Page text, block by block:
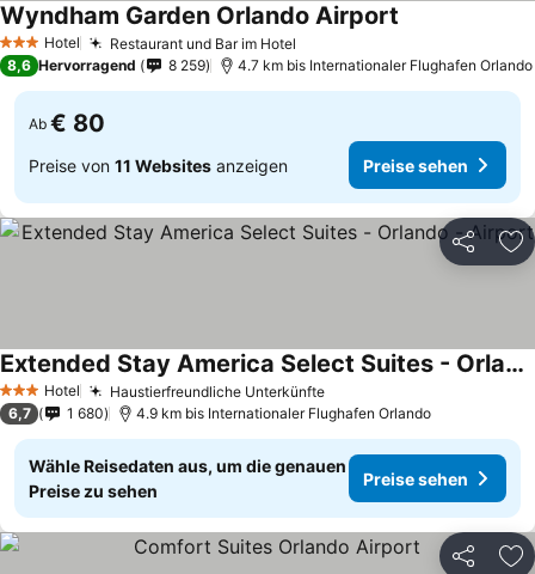
3 SterneHotel Restaurant und Bar im Hotel
Wyndham Garden Orlando Airport
8,6 Hervorragend 8 259 4.7 km bis Internationaler Flughafen Orlando
Ab € 80
Preise von 11 Websites anzeigen Preise sehen
Teilen
3 SterneHotel Haustierfreundliche UnterkünftePreise sehen
Extended Stay America Select Suites - Orlando - Airport
Preise sehen
6,7 1 680 4.9 km bis Internationaler Flughafen Orlando
Wähle Reisedaten aus, um die genauen
Preise zu sehen
Preise sehen
Teilen